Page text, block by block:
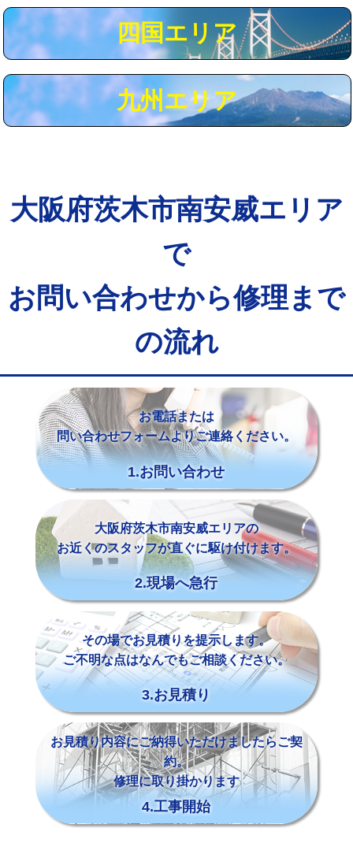
※給水管工事は20mmまでの価格です。
四国エリア
九州エリア
大阪府茨木市南安威エリア
で
お問い合わせから修理まで
の流れ
お電話または
問い合わせフォームよりご連絡ください。
1.お問い合わせ
大阪府茨木市南安威エリアの
お近くのスタッフが直ぐに駆け付けます。
2.現場へ急行
その場でお見積りを提示します。
ご不明な点はなんでもご相談ください。
3.お見積り
お見積り内容にご納得いただけましたらご契
約。
修理に取り掛かります
4.工事開始